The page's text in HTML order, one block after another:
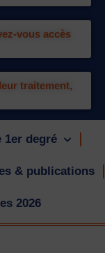
vous accès
traitement,
1er degré
& publications
2026